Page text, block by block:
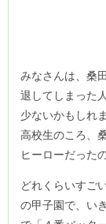
みなさんは、桑
退してしまった
少ないかもしれ
高校生のころ、
ヒーローだった
どれくらいすご
の甲子園で、い